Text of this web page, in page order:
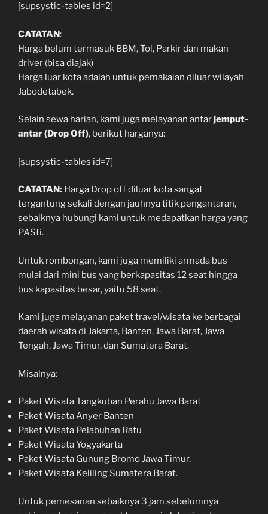
[supsystic-tables id=2]
CATATAN:
Harga belum termasuk BBM, Tol, Parkir dan makan
driver (bisa diajak)
Harga luar kota adalah untuk pemakaian diluar wilayah
Jabodetabek.
Selain sewa harian, kami juga melayanan antarjemput-
antar (Drop Off), berikut harganya:
[supsystic-tables id=7]
CATATAN: Harga Drop off diluar kota sangat
tergantung sekali dengan jauhnya titik pengantaran,
sebaiknya hubungi kami untuk medapatkan harga yang
PASti.
Untuk rombongan, kami juga memiliki armada bus
mulai dari mini bus yang berkapasitas 12 seat hingga
bus kapasitas besar, yaitu 58 seat.
Kami juga melayanan paket travel/wisata ke berbagai
daerah wisata di Jakarta, Banten, Jawa Barat, Jawa
Tengah, Jawa Timur, dan Sumatera Barat.
Misalnya:
Paket Wisata Tangkuban Perahu Jawa Barat
Paket Wisata Anyer Banten
Paket Wisata Pelabuhan Ratu
Paket Wisata Yogyakarta
Paket Wisata Gunung Bromo Jawa Timur.
Paket Wisata Keliling Sumatera Barat.
Untuk pemesanan sebaiknya 3 jam sebelumnya